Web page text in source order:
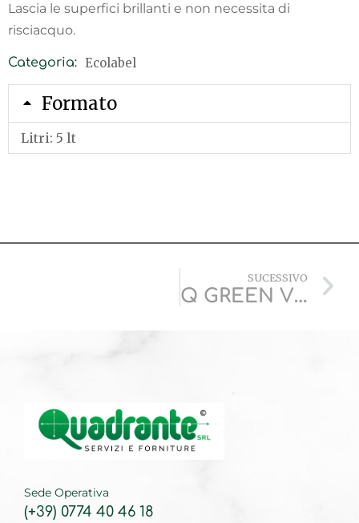
Lascia le superfici brillanti e non necessita di
risciacquo.
Categoria: Ecolabel
Formato
Litri: 5 lt
SUCESSIVO
Q GREEN VETRI
Sede Operativa
(+39) 0774 40 46 18